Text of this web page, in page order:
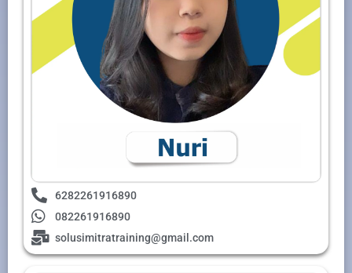
6282261916890
082261916890
solusimitratraining@gmail.com